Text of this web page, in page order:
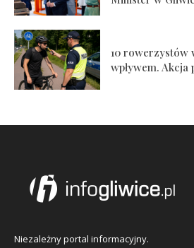
10 rowerzystów
wpływem. Akcja
Niezależny portal informacyjny.